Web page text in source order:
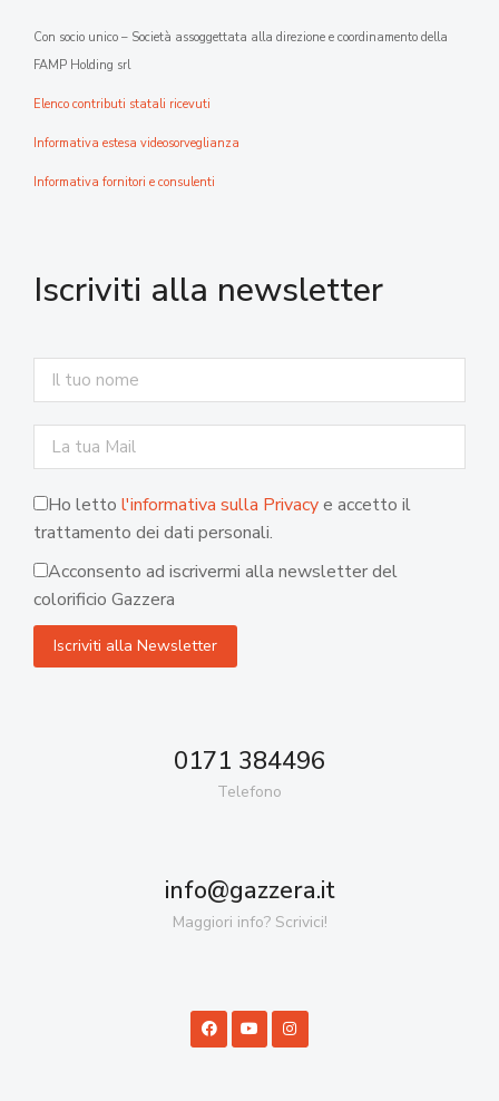
Con socio unico – Società assoggettata alla direzione e coordinamento della
FAMP Holding srl
Elenco contributi statali ricevuti
Informativa estesa videosorveglianza
Informativa fornitori e consulenti
Iscriviti alla newsletter
Ho letto l'informativa sulla Privacye accetto il
trattamento dei dati personali.
Acconsento ad iscrivermi alla newsletter del
colorificio Gazzera
0171 384496
Telefono
info@gazzera.it
Maggiori info? Scrivici!